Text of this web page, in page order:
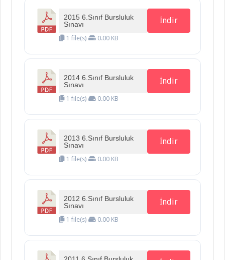
2015 6.Sınıf Bursluluk
Sınavı
1 file(s) 0.00 KB
İndir
2014 6.Sınıf Bursluluk
Sınavı
1 file(s) 0.00 KB
İndir
2013 6.Sınıf Bursluluk
Sınavı
1 file(s) 0.00 KB
İndir
2012 6.Sınıf Bursluluk
Sınavı
1 file(s) 0.00 KB
İndir